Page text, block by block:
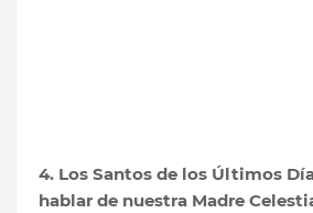
4. Los Santos de los Últimos
hablar de nuestra Madre